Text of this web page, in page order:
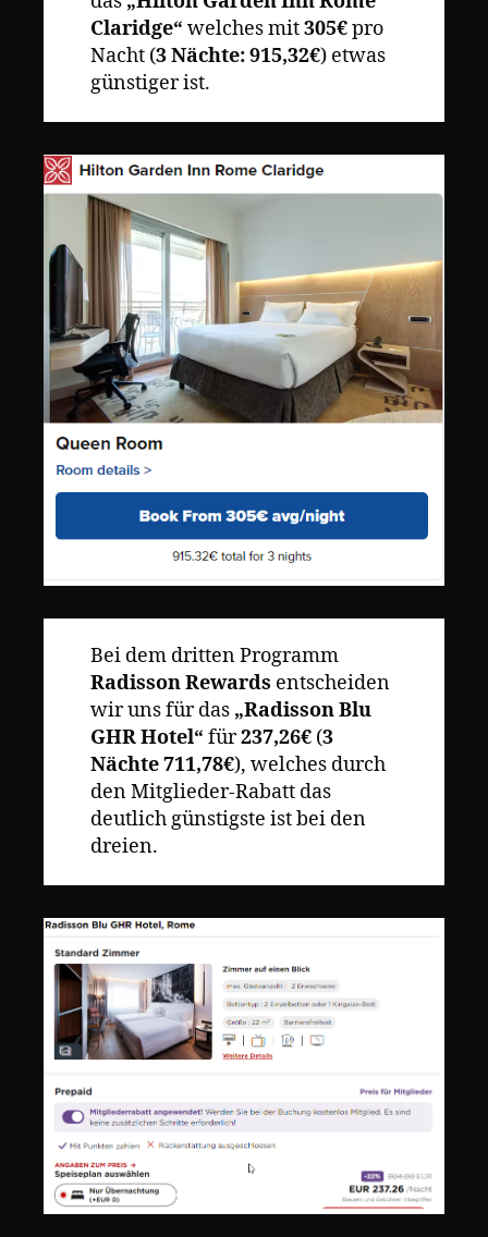
Claridge“ welches mit305€pro
Nacht (3 Nächte: 915,32€) etwas
günstiger ist.
Bei dem dritten Programm
Radisson Rewards entscheiden
wir uns für das „Radisson Blu
GHR Hotel“ für237,26€(3
Nächte 711,78€), welches durch
den Mitglieder-Rabatt das
deutlich günstigste ist bei den
dreien.